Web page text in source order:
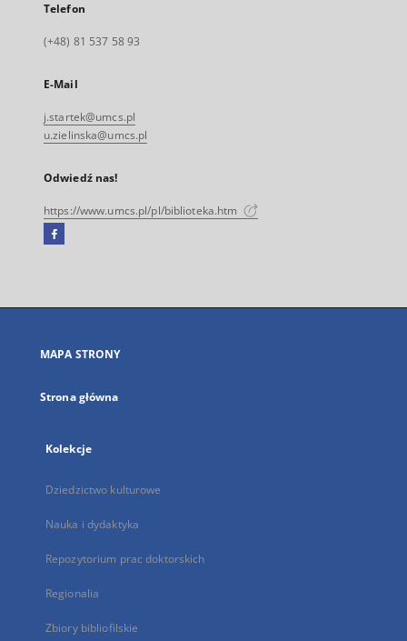
Telefon
(+48) 81 537 58 93
E-Mail
j.startek@umcs.pl
u.zielinska@umcs.pl
Odwiedź nas!
https://www.umcs.pl/pl/biblioteka.htm
Facebook
się
karcie
MAPA STRONY
Strona główna
Kolekcje
Dziedzictwo kulturowe
Nauka i dydaktyka
Repozytorium prac doktorskich
Regionalia
Zbiory bibliofilskie